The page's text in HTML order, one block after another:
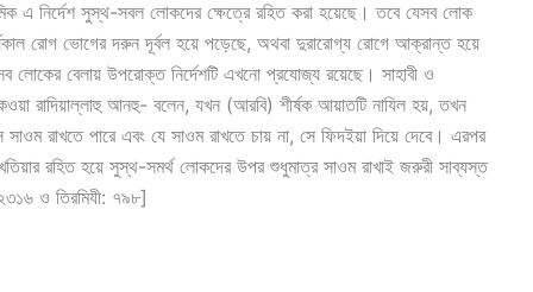
এ নির্দেশ সুস্থ-সবল লোকদের ক্ষেত্রে রহিত করা হয়েছে। তবে যেসব লোক
রোগ ভোগের দরুন দূর্বল হয়ে পড়েছে, অথবা দুরারোগ্য রোগে আক্রান্ত হয়ে
লোকের বেলায় উপরোক্ত নির্দেশটি এখনো প্রযোজ্য রয়েছে। সাহাবী ও
রাদিয়াল্লাহু আনহু- বলেন, যখন (আরবি) শীর্ষক আয়াতটি নাযিল হয়, তখন
রাখতে পারে এবং যে সাওম রাখতে চায় না, সে ফিদইয়া দিয়ে দেবে। এরপর
রহিত হয়ে সুস্থ-সমর্থ লোকদের উপর শুধুমাত্র সাওম রাখাই জরুরী সাব্যস্ত
ও তিরমিযী: ৭৯৮]